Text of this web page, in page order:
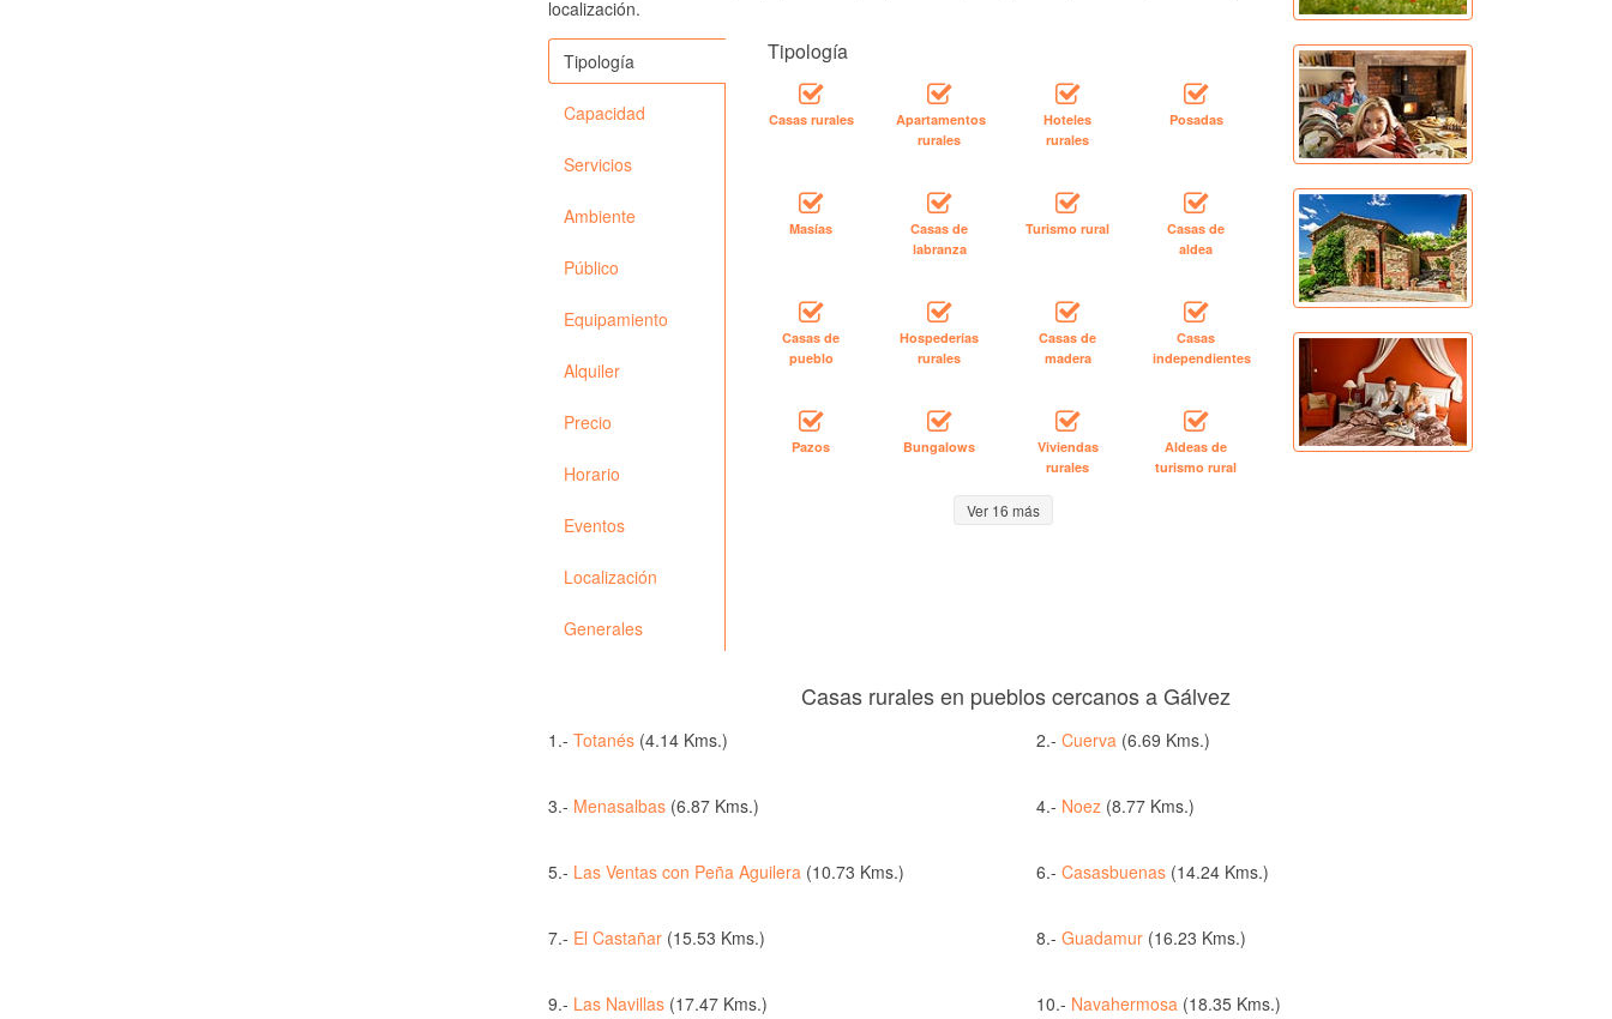
localización.
Tipología
Capacidad
Servicios
Ambiente
Público
Equipamiento
Alquiler
Precio
Horario
Eventos
Localización
Generales
Tipología
Casas rurales
Apartamentos
rurales
Hoteles
rurales
Posadas
Masías
Casas de
labranza
Turismo rural
Casas de
aldea
Casas de
pueblo
Hospederías
rurales
Casas de
madera
Casas
independientes
Pazos Bungalows
Viviendas
rurales
Aldeas de
turismo rural
Ver 16 más
Casas rurales en pueblos cercanos a Gálvez
1.- Totanés(4.14 Kms.) 2.-Cuerva (6.69 Kms.)
3.- Menasalbas(6.87 Kms.) 4.- Noez (8.77 Kms.)
5.- Las Ventas con Peña Aguilera(10.73 Kms.) 6.-Casasbuenas (14.24 Kms.)
7.- El Castañar(15.53 Kms.) 8.-Guadamur (16.23 Kms.)
9.- Las Navillas(17.47 Kms.) 10.- Navahermosa (18.35 Kms.)